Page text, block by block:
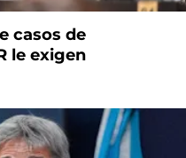
casos de
le exigen